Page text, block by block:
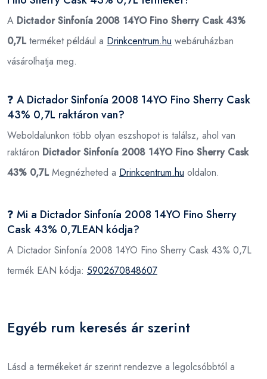
A Dictador Sinfonía 2008 14YO Fino Sherry Cask 43%
0,7Lterméket például a Drinkcentrum.hu webáruházban
vásárolhatja meg.
❓ A Dictador Sinfonía 2008 14YO Fino Sherry Cask
43% 0,7L raktáron van?
Weboldalunkon több olyan eszshopot is találsz, ahol van
raktáron Dictador Sinfonía 2008 14YO Fino Sherry Cask
43% 0,7LMegnézheted a Drinkcentrum.hu oldalon.
❓ Mi a Dictador Sinfonía 2008 14YO Fino Sherry
Cask 43% 0,7LEAN kódja?
A Dictador Sinfonía 2008 14YO Fino Sherry Cask 43% 0,7L
termék EAN kódja: 5902670848607
Egyéb rum keresés ár szerint
Lásd a termékeket ár szerint rendezve a legolcsóbbtól a